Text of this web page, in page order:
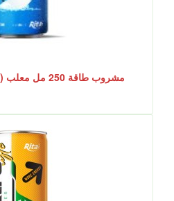
مشروب طاقة 250 مل معلب RITA (20210406-01)